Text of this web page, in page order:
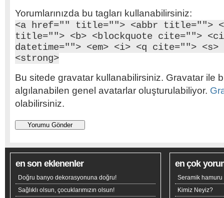
Yorumlarınızda bu tagları kullanabilirsiniz:
<a href="" title=""> <abbr title="">
title=""> <b> <blockquote cite="">
datetime=""> <em> <i> <q cite="">
<strong>
Bu sitede gravatar kullanabilirsiniz. Gravatar ile
algılanabilen genel avatarlar oluşturulabiliyor.
olabilirsiniz.
en son eklenenler
Doğru banyo dekorasyonuna doğru!
Sağlıklı olsun, çocuklarımızın olsun!
en çok
Seramik hamuru
Kimiz Neyiz?